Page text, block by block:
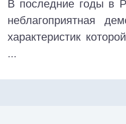
В последние годы в
неблагоприятная
характеристик
...